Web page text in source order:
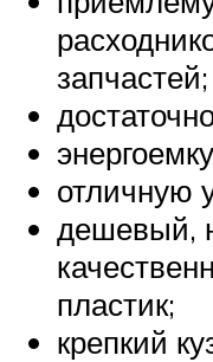
запчастей;
отличную
дешевый,
пластик;
крепкий